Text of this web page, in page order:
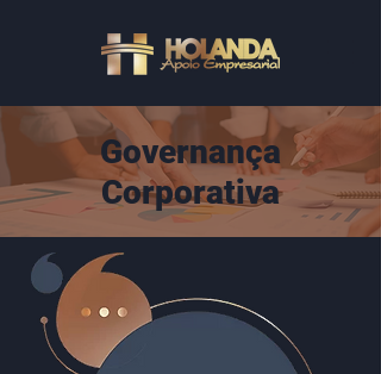
Governança
Corporativa